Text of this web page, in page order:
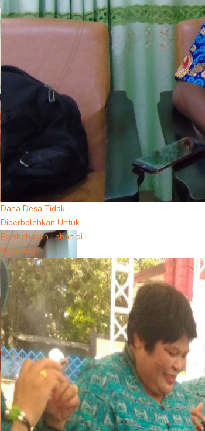
Dana Desa Tidak
Diperbolehkan Untuk
Pembebasan Lahan di
Kampung